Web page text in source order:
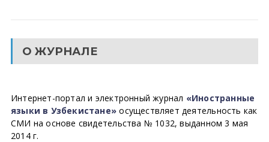
О ЖУРНАЛЕ
Интернет-портал и электронный журнал «Иностранные
языки в Узбекистане» осуществляет деятельность как
СМИ на основе свидетельства № 1032, выданном 3 мая
2014 г.